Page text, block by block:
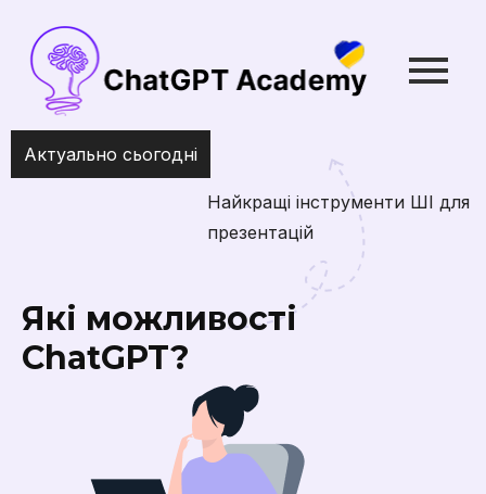
Актуально сьогодні
Найкращі інструменти ШІ для створення
Які можливості
ChatGPT?